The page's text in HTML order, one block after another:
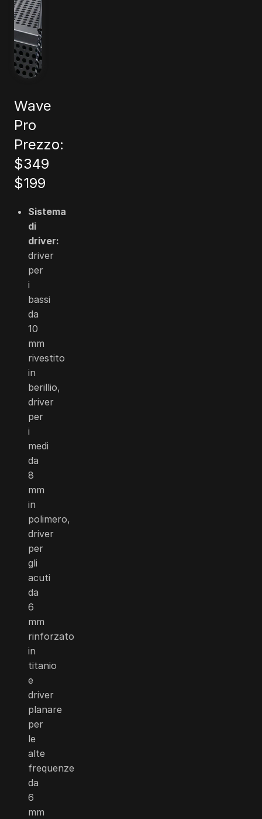
Wave
Pro
Prezzo:
$349
$199
Sistema
di
driver:
driver
per
i
bassi
da
10
mm
rivestito
in
berillio,
driver
per
i
medi
da
8
mm
in
polimero,
driver
per
gli
acuti
da
6
mm
rinforzato
in
titanio
e
driver
planare
per
le
alte
frequenze
da
6
mm